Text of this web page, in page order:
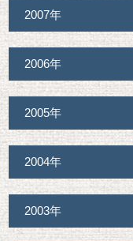
2007年
2006年
2005年
2004年
2003年